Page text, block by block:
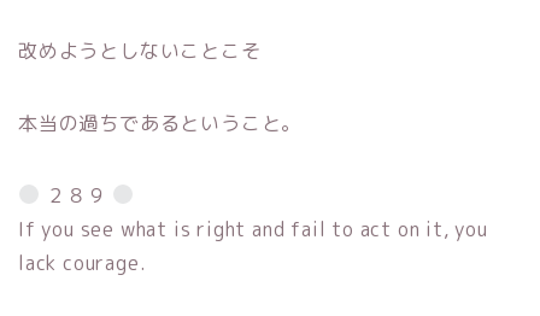
改めようとしないことこそ
本当の過ちであるということ。
２８９
If you see what is right and fail to act on it, you
lack courage.